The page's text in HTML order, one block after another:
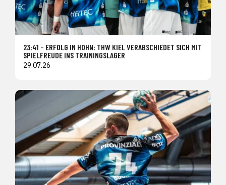
23:41 – ERFOLG IN HOHN: THW KIEL VERABSCHIEDET SICH MIT
SPIELFREUDE INS TRAININGSLAGER
29.07.26